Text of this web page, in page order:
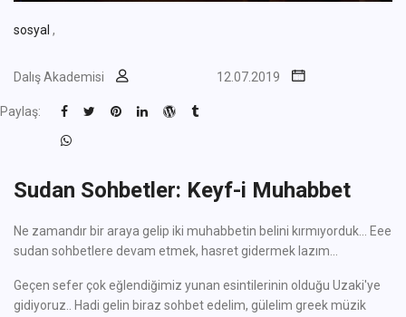
sosyal ,
Dalış Akademisi 12.07.2019
Paylaş:
Sudan Sohbetler: Keyf-i Muhabbet
Ne zamandır bir araya gelip iki muhabbetin belini kırmıyorduk... Eee
sudan sohbetlere devam etmek, hasret gidermek lazım...
Geçen sefer çok eğlendiğimiz yunan esintilerinin olduğu Uzaki'ye
gidiyoruz.. Hadi gelin biraz sohbet edelim, gülelim greek müzik